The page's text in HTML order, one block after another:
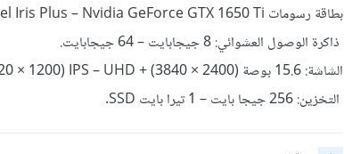
بطاقة رسومات Intel Iris Plus – Nvidia GeForce GTX 1650 Ti.
ذاكرة الوصول العشوائي: 8 جيجابايت – 64 جيجابايت.
الشاشة: 15.6 بوصة FHD + (1920 × 1200) IPS – UHD + (3840 × 2400).
التخزين: 256 جيجا بايت – 1 تيرا بايت SSD.